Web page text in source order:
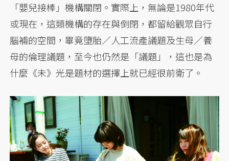
「嬰兒接棒」機構關閉。實際上，無論是1980年代
或現在，這類機構的存在與倒閉，都留給觀眾自行
腦補的空間，畢竟墮胎／人工流產議題及生母／養
母的倫理議題，至今也仍然是「議題」，這也是為
什麼《未》光是題材的選擇上就已經很前衛了。